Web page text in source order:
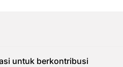
untuk berkontribusi